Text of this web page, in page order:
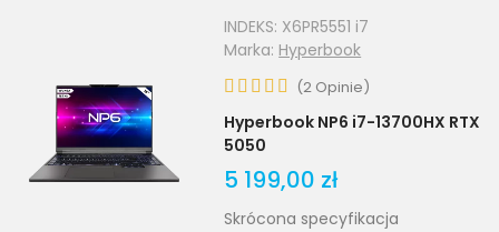
INDEKS: X6PR5551 i7
Marka: Hyperbook
(2 Opinie)
Hyperbook NP6 i7-13700HX RTX
5050
5 199,00 zł
Skrócona specyfikacja